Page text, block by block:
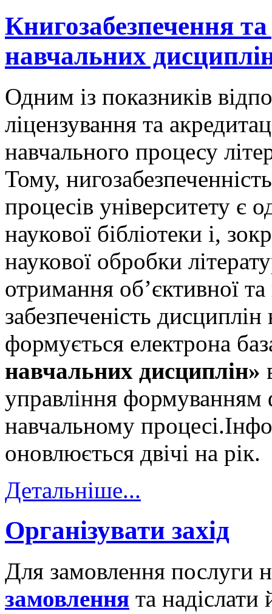
Книгозабезпечення
навчальних
Одним із показників
ліцензування та
навчального процесу
Тому,
процесів університету є
наукової бібліотеки і,
наукової обробки
отримання об’єктивної
забезпеченість
формується електрона
навчальних дисциплін»
управління формуванням
навчальному
оновлюється двічі на рік.
Детальніше...
Організувати захід
Для замовлення послуги
замовлення та